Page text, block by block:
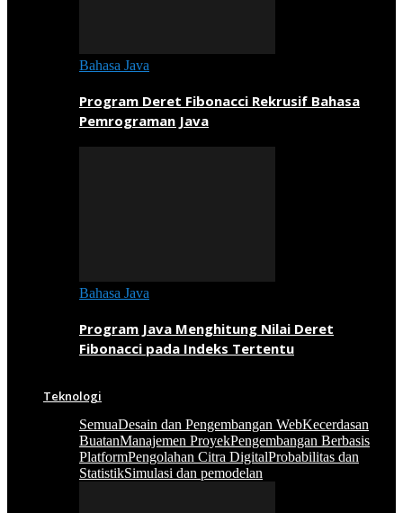
Bahasa Java
Program Deret Fibonacci Rekrusif Bahasa
Pemrograman Java
Bahasa Java
Program Java Menghitung Nilai Deret
Fibonacci pada Indeks Tertentu
Teknologi
SemuaDesain dan Pengembangan WebKecerdasan
BuatanManajemen ProyekPengembangan Berbasis
PlatformPengolahan Citra DigitalProbabilitas dan
StatistikSimulasi dan pemodelan